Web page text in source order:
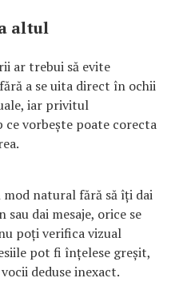
altul
ar trebui să evite
a se uita direct în ochii
iar privitul
vorbește poate corecta
mod natural fără să îți dai
sau dai mesaje, orice se
poți verifica vizual
pot fi înțelese greșit,
deduse inexact.